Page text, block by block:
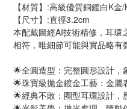
【材質】:高級優質銅鍍白K金/
【尺寸】:直徑3.2cm
本配戴圖經AI技術精修，耳環
相符，唯細節可能與實品略有
🌟全圓造型：完整圓形設計，
🌟珠寶級拋金鍍金工藝：金屬
🌟經典不敗：圈型耳環設計，